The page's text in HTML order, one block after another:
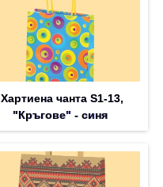
Хартиена чанта S1-13,
"Кръгове" - синя